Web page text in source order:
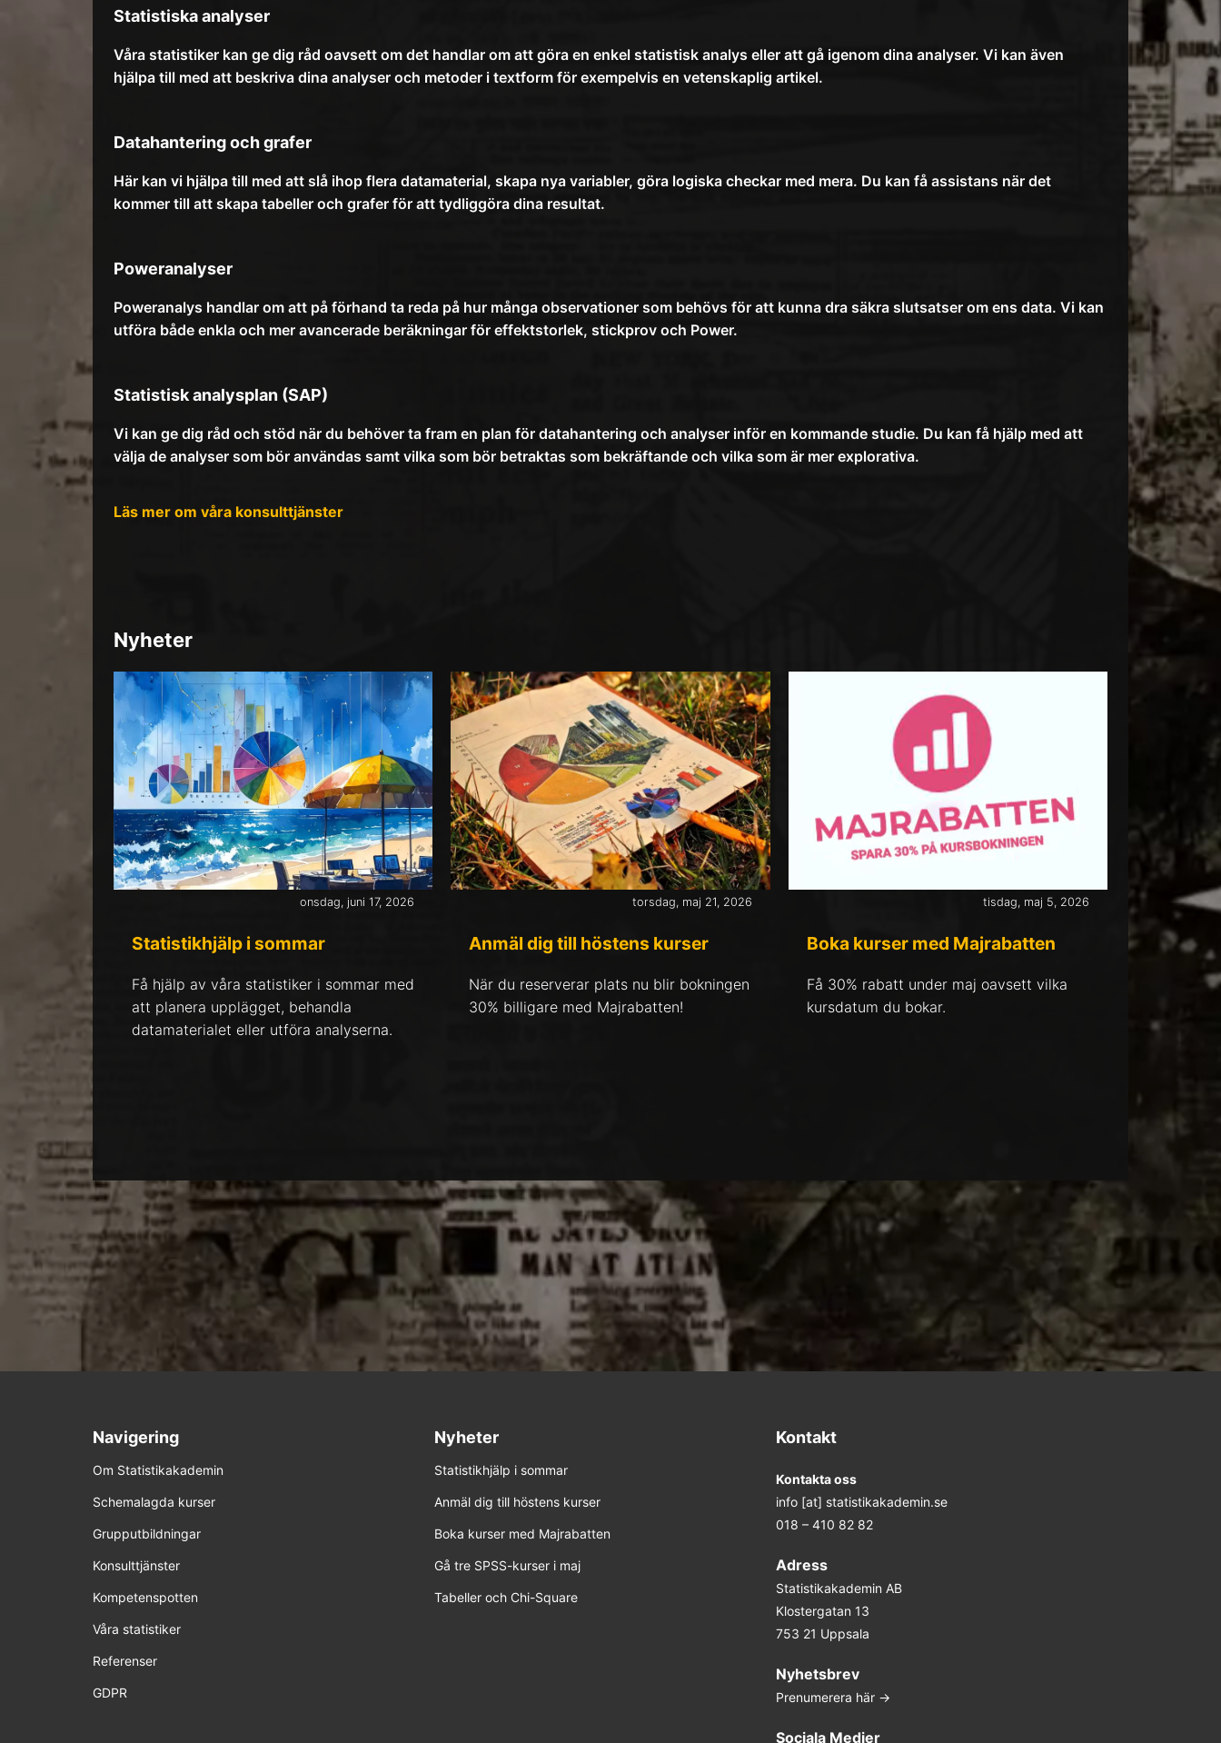
Statistiska analyser
Våra statistiker kan ge dig råd oavsett om det handlar om att göra en enkel statistisk analys eller att gå igenom dina analyser. Vi kan även
hjälpa till med att beskriva dina analyser och metoder i textform för exempelvis en vetenskaplig artikel.
Datahantering och grafer
Här kan vi hjälpa till med att slå ihop flera datamaterial, skapa nya variabler, göra logiska checkar med mera. Du kan få assistans när det
kommer till att skapa tabeller och grafer för att tydliggöra dina resultat.
Poweranalyser
Poweranalys handlar om att på förhand ta reda på hur många observationer som behövs för att kunna dra säkra slutsatser om ens data. Vi kan
utföra både enkla och mer avancerade beräkningar för effektstorlek, stickprov och Power.
Statistisk analysplan (SAP)
Vi kan ge dig råd och stöd när du behöver ta fram en plan för datahantering och analyser inför en kommande studie. Du kan få hjälp med att
välja de analyser som bör användas samt vilka som bör betraktas som bekräftande och vilka som är mer explorativa.
Läs mer om våra konsulttjänster
Nyheter
onsdag, juni 17, 2026
Statistikhjälp i sommar
Få hjälp av våra statistiker i sommar med
att planera upplägget, behandla
datamaterialet eller utföra analyserna.
torsdag, maj 21, 2026
Anmäl dig till höstens kurser
När du reserverar plats nu blir bokningen
30% billigare med Majrabatten!
tisdag, maj 5, 2026
Boka kurser med Majrabatten
Få 30% rabatt under maj oavsett vilka
kursdatum du bokar.
Navigering
Om Statistikakademin
Schemalagda kurser
Grupputbildningar
Konsulttjänster
Kompetenspotten
Våra statistiker
Referenser
GDPR
Nyheter
Statistikhjälp i sommar
Anmäl dig till höstens kurser
Boka kurser med Majrabatten
Gå tre SPSS-kurser i maj
Tabeller och Chi-Square
Kontakt
Kontakta oss
info [at] statistikakademin.se
018 – 410 82 82
Adress
Statistikakademin AB
Klostergatan 13
753 21 Uppsala
Nyhetsbrev
Prenumerera här ->
Sociala Medier